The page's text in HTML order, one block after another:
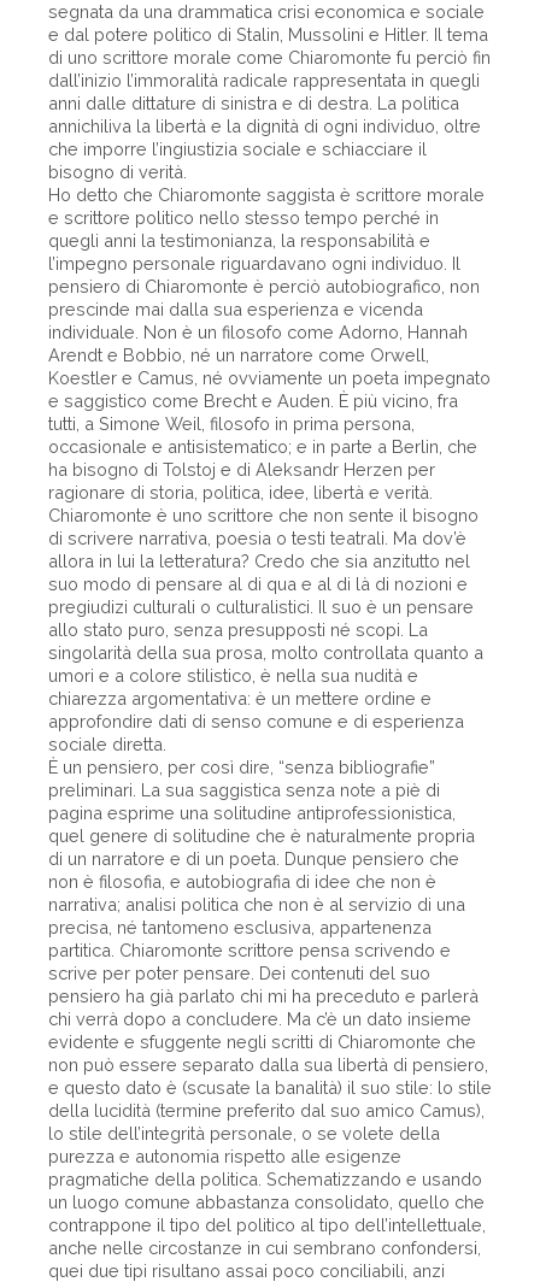
segnata da una drammatica crisi economica e sociale
e dal potere politico di Stalin, Mussolini e Hitler. Il tema
di uno scrittore morale come Chiaromonte fu perciò fin
dall’inizio l’immoralità radicale rappresentata in quegli
anni dalle dittature di sinistra e di destra. La politica
annichiliva la libertà e la dignità di ogni individuo, oltre
che imporre l’ingiustizia sociale e schiacciare il
bisogno di verità.
Ho detto che Chiaromonte saggista è scrittore morale
e scrittore politico nello stesso tempo perché in
quegli anni la testimonianza, la responsabilità e
l’impegno personale riguardavano ogni individuo. Il
pensiero di Chiaromonte è perciò autobiografico, non
prescinde mai dalla sua esperienza e vicenda
individuale. Non è un filosofo come Adorno, Hannah
Arendt e Bobbio, né un narratore come Orwell,
Koestler e Camus, né ovviamente un poeta impegnato
e saggistico come Brecht e Auden. È più vicino, fra
tutti, a Simone Weil, filosofo in prima persona,
occasionale e antisistematico; e in parte a Berlin, che
ha bisogno di Tolstoj e di Aleksandr Herzen per
ragionare di storia, politica, idee, libertà e verità.
Chiaromonte è uno scrittore che non sente il bisogno
di scrivere narrativa, poesia o testi teatrali. Ma dov’è
allora in lui la letteratura? Credo che sia anzitutto nel
suo modo di pensare al di qua e al di là di nozioni e
pregiudizi culturali o culturalistici. Il suo è un pensare
allo stato puro, senza presupposti né scopi. La
singolarità della sua prosa, molto controllata quanto a
umori e a colore stilistico, è nella sua nudità e
chiarezza argomentativa: è un mettere ordine e
approfondire dati di senso comune e di esperienza
sociale diretta.
È un pensiero, per così dire, “senza bibliografie”
preliminari. La sua saggistica senza note a piè di
pagina esprime una solitudine antiprofessionistica,
quel genere di solitudine che è naturalmente propria
di un narratore e di un poeta. Dunque pensiero che
non è filosofia, e autobiografia di idee che non è
narrativa; analisi politica che non è al servizio di una
precisa, né tantomeno esclusiva, appartenenza
partitica. Chiaromonte scrittore pensa scrivendo e
scrive per poter pensare. Dei contenuti del suo
pensiero ha già parlato chi mi ha preceduto e parlerà
chi verrà dopo a concludere. Ma c’è un dato insieme
evidente e sfuggente negli scritti di Chiaromonte che
non può essere separato dalla sua libertà di pensiero,
e questo dato è (scusate la banalità) il suo stile: lo stile
della lucidità (termine preferito dal suo amico Camus),
lo stile dell’integrità personale, o se volete della
purezza e autonomia rispetto alle esigenze
pragmatiche della politica. Schematizzando e usando
un luogo comune abbastanza consolidato, quello che
contrappone il tipo del politico al tipo dell’intellettuale,
anche nelle circostanze in cui sembrano confondersi,
quei due tipi risultano assai poco conciliabili, anzi